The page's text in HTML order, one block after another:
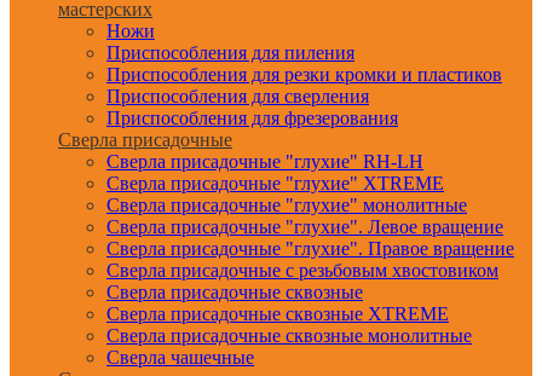
мастерских
Ножи
Приспособления для пиления
Приспособления для резки кромки и пластиков
Приспособления для сверления
Приспособления для фрезерования
Сверла присадочные
Сверла присадочные "глухие" RH-LH
Сверла присадочные "глухие" XTREME
Сверла присадочные "глухие" монолитные
Сверла присадочные "глухие". Левое вращение
Сверла присадочные "глухие". Правое вращение
Сверла присадочные с резьбовым хвостовиком
Сверла присадочные сквозные
Сверла присадочные сквозные XTREME
Сверла присадочные сквозные монолитные
Сверла чашечные